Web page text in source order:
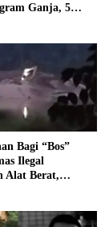
Ganja, 5
Bagi “Bos”
Ilegal
Alat Berat,